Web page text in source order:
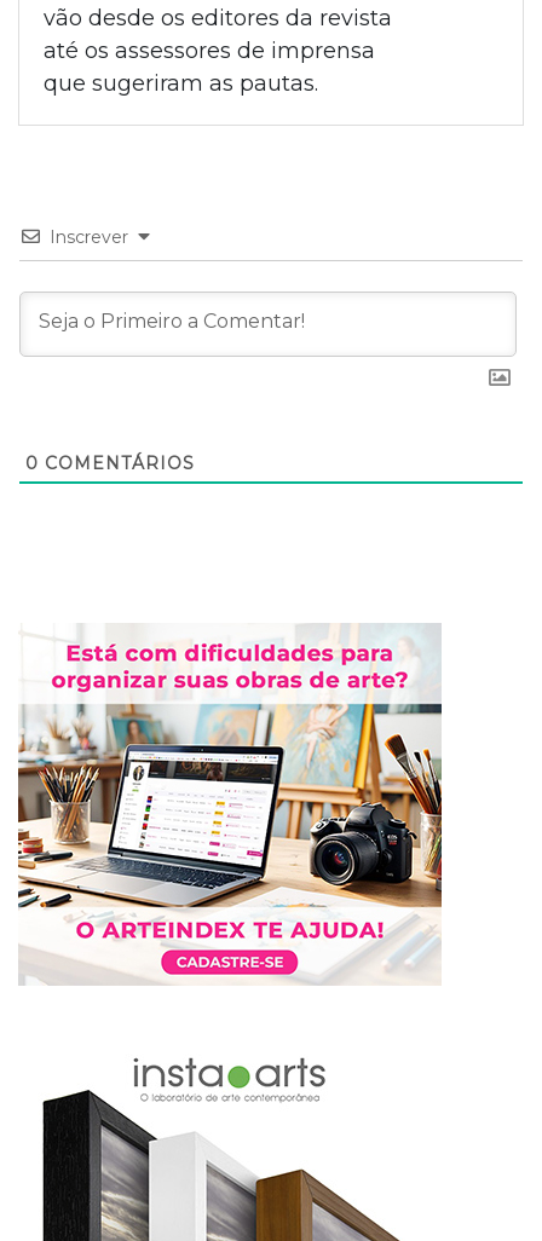
vão desde os editores da revista
até os assessores de imprensa
que sugeriram as pautas.
Inscrever
0 COMENTÁRIOS